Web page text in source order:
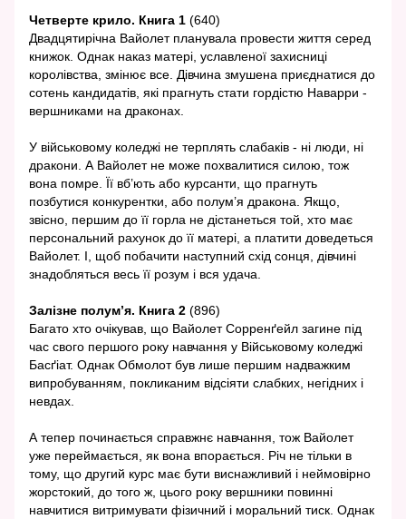
Четверте крило. Книга 1 (640)
Двадцятирічна Вайолет планувала провести життя серед
книжок. Однак наказ матері, уславленої захисниці
королівства, змінює все. Дівчина змушена приєднатися до
сотень кандидатів, які прагнуть стати гордістю Наварри -
вершниками на драконах.
У військовому коледжі не терплять слабаків - ні люди, ні
дракони. А Вайолет не може похвалитися силою, тож
вона помре. Її вб’ють або курсанти, що прагнуть
позбутися конкурентки, або полум’я дракона. Якщо,
звісно, першим до її горла не дістанеться той, хто має
персональний рахунок до її матері, а платити доведеться
Вайолет. І, щоб побачити наступний схід сонця, дівчині
знадобляться весь її розум і вся удача.
Залізне полум’я. Книга 2 (896)
Багато хто очікував, що Вайолет Сорренґейл загине під
час свого першого року навчання у Військовому коледжі
Басґіат. Однак Обмолот був лише першим надважким
випробуванням, покликаним відсіяти слабких, негідних і
невдах.
А тепер починається справжнє навчання, тож Вайолет
уже переймається, як вона впорається. Річ не тільки в
тому, що другий курс має бути виснажливий і неймовірно
жорстокий, до того ж, цього року вершники повинні
навчитися витримувати фізичний і моральний тиск. Однак